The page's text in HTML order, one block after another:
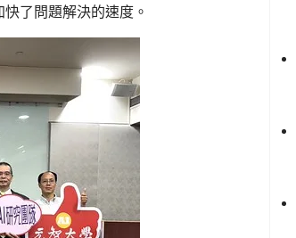
了問題解決的速度。